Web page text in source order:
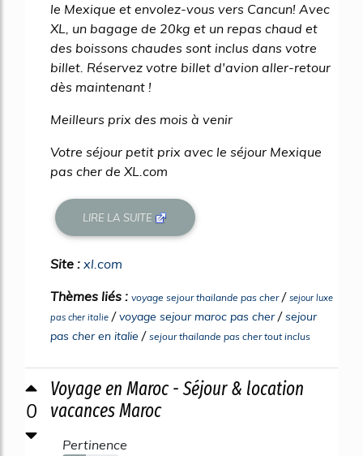
le Mexique et envolez-vous vers Cancun! Avec
XL, un bagage de 20kg et un repas chaud et
des boissons chaudes sont inclus dans votre
billet. Réservez votre billet d'avion aller-retour
dès maintenant !
Meilleurs prix des mois à venir
Votre séjour petit prix avec le séjour Mexique
pas cher de XL.com
LIRE LA SUITE
Site : xl.com
Thèmes liés : voyage sejour thailande pas cher/ sejour luxe
pas cher italie /voyage sejour maroc pas cher/sejour
pas cher en italie / sejour thailande pas cher tout inclus
0
Voyage en Maroc - Séjour & location
vacances Maroc
Pertinence